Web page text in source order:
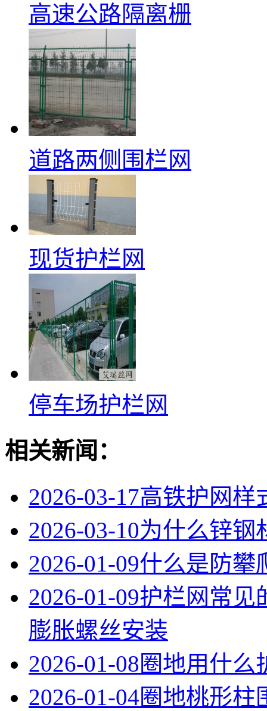
高速公路隔离栅
道路两侧围栏网
现货护栏网
停车场护栏网
相关新闻：
2026-03-17高铁护网样
2026-03-10为什么锌钢
2026-01-09什么是防攀
2026-01-09护栏网常见
膨胀螺丝安装
2026-01-08圈地用什么
2026-01-04圈地桃形柱